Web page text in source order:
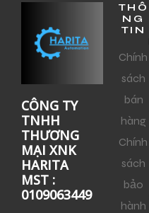
CÔNG TY
TNHH
THƯƠNG
MẠI XNK
HARITA
MST :
0109063449
THÔ
NG
TIN
Chính
sách
bán
hàng
Chính
sách
bảo
hành